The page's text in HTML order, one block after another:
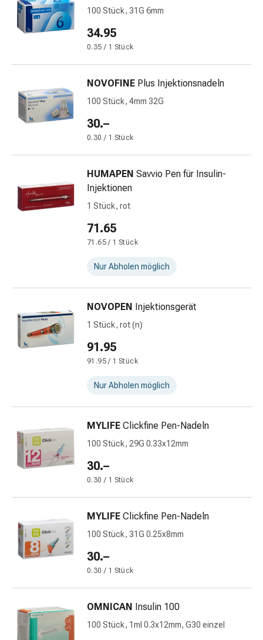
Für
die
Haut
die
Nase
Magen
&
Darm
Durchfall
Hämorrhoiden
Erbrechen
&
Übelkeit
Bauchschmerzen,
Blähungen
Verdauung
Ekzeme,
Hautpilz
Juckreiz
Warzen
Hühneraugen
Nagel
Narben,Tinkturen
&
Gels
Spröde
Haut
Schwitzen
Hyperhidrose
Unreine
Haut
&
Pickel
100 Stück, 31G 6mm
34.95
0.35 / 1 Stück
NOVOFINE Plus Injektionsnadeln
100 Stück, 4mm 32G
30.–
0.30 / 1 Stück
HUMAPEN Savvio Pen für Insulin-
Injektionen
1 Stück, rot
71.65
71.65 / 1 Stück
Nur Abholen möglich
NOVOPEN Injektionsgerät
1 Stück, rot (n)
91.95
91.95 / 1 Stück
Nur Abholen möglich
MYLIFE Clickfine Pen-Nadeln
100 Stück, 29G 0.33x12mm
30.–
0.30 / 1 Stück
MYLIFE Clickfine Pen-Nadeln
100 Stück, 31G 0.25x8mm
30.–
0.30 / 1 Stück
OMNICAN Insulin 100
100 Stück, 1ml 0.3x12mm, G30 einzel